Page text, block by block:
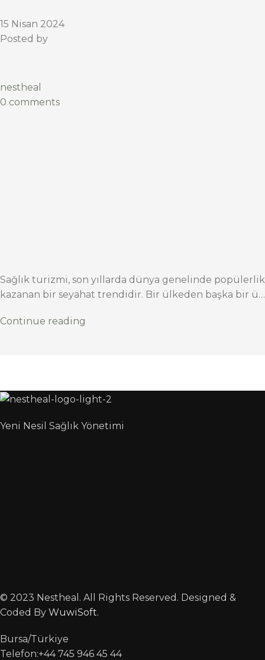
15 Nisan 2024
Posted by
nestheal
0 comments
Sağlık turizmi, son yıllarda dünya genelinde popülerlik
kazanan bir seyahat trendidir. Bir ülkeden başka bir ü…
Continue reading
Yeni Nesil Sağlık Yönetimi
© 2023 Nestheal. All Rights Reserved. Designed &
Coded By WuwiSoft.
Bursa/Türkiye
Telefon:+44 745 946 45 44